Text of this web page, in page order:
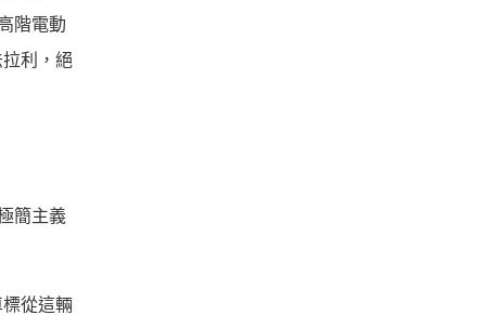
階電動
利，絕
簡主義
從這輛